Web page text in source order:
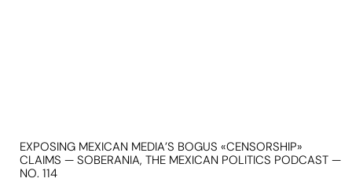
EXPOSING MEXICAN MEDIA’S BOGUS «CENSORSHIP»
CLAIMS — SOBERANIA, THE MEXICAN POLITICS PODCAST —
NO. 114